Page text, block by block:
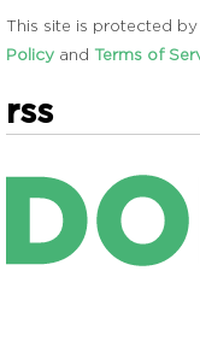
This site is protected
Policy and Terms of
rss